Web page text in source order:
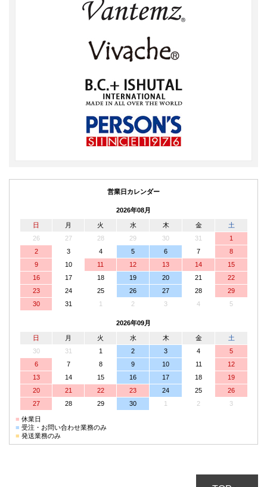
営業日カレンダー
2026年08月
日 月 火 水 木 金
土
26
27 28 29 30 31
1
2
3 4 5 6 7
8
9
10 11 12 13 14
15
16
17 18 19 20 21
22
23
24 25 26 27 28
29
30
31 1 2 3 4 5
2026年09月
日 月 火 水 木 金
土
30
31 1 2 3 4
5
6
7 8 9 10 11
12
13
14 15 16 17 18
19
20
21 22 23 24 25
26
27
28 29 30 1 2 3
■ 休業日
■ 受注・お問い合わせ業務のみ
■ 発送業務のみ